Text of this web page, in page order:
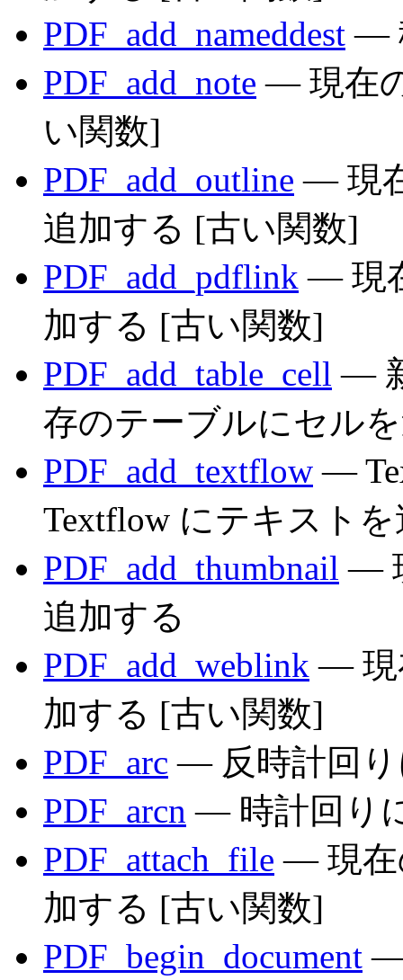
PDF_add_nameddest —
PDF_add_note — 現在
い関数]
PDF_add_outline — 現
追加する [古い関数]
PDF_add_pdflink — 現
加する [古い関数]
PDF_add_table_cell —
存のテーブルにセル
PDF_add_textflow —
Textflow にテキスト
PDF_add_thumbnail —
追加する
PDF_add_weblink — 現
加する [古い関数]
PDF_arc — 反時計回り
PDF_arcn — 時計回り
PDF_attach_file — 現在
加する [古い関数]
PDF_begin_document —